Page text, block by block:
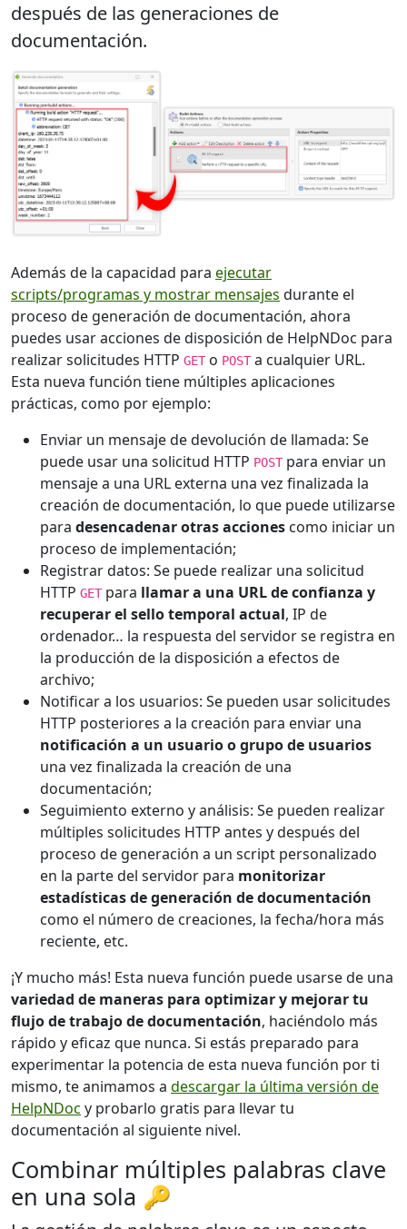
después de las generaciones de
documentación.
Además de la capacidad para ejecutar
scripts/programas y mostrar mensajes durante el
proceso de generación de documentación, ahora
puedes usar acciones de disposición de HelpNDoc para
realizar solicitudes HTTP GET o POST a cualquier URL.
Esta nueva función tiene múltiples aplicaciones
prácticas, como por ejemplo:
Enviar un mensaje de devolución de llamada: Se
puede usar una solicitud HTTP POST para enviar un
mensaje a una URL externa una vez finalizada la
creación de documentación, lo que puede utilizarse
para desencadenar otras acciones como iniciar un
proceso de implementación;
Registrar datos: Se puede realizar una solicitud
HTTP GET para llamar a una URL de confianza y
recuperar el sello temporal actual, IP de
ordenador… la respuesta del servidor se registra en
la producción de la disposición a efectos de
archivo;
Notificar a los usuarios: Se pueden usar solicitudes
HTTP posteriores a la creación para enviar una
notificación a un usuario o grupo de usuarios
una vez finalizada la creación de una
documentación;
Seguimiento externo y análisis: Se pueden realizar
múltiples solicitudes HTTP antes y después del
proceso de generación a un script personalizado
en la parte del servidor para monitorizar
estadísticas de generación de documentación
como el número de creaciones, la fecha/hora más
reciente, etc.
¡Y mucho más! Esta nueva función puede usarse de una
variedad de maneras para optimizar y mejorar tu
flujo de trabajo de documentación, haciéndolo más
rápido y eficaz que nunca. Si estás preparado para
experimentar la potencia de esta nueva función por ti
mismo, te animamos a descargar la última versión de
HelpNDoc y probarlo gratis para llevar tu
documentación al siguiente nivel.
Combinar múltiples palabras clave
en una sola 🔑